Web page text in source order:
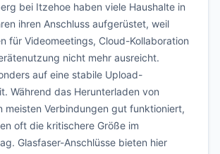
bei Itzehoe haben viele Haushalte in
ihren Anschluss aufgerüstet, weil
für Videomeetings, Cloud-Kollaboration
nicht mehr ausreicht.
auf eine stabile Upload-
Während das Herunterladen von
meisten Verbindungen gut funktioniert,
oft die kritischere Größe im
Glasfaser-Anschlüsse bieten hier